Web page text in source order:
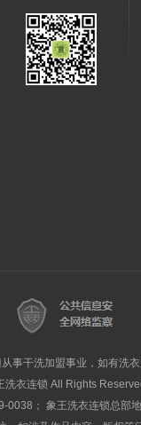
事干洗加盟事业，如有洗
洗衣连锁 All Rights
0038； 象王洗衣连锁总部